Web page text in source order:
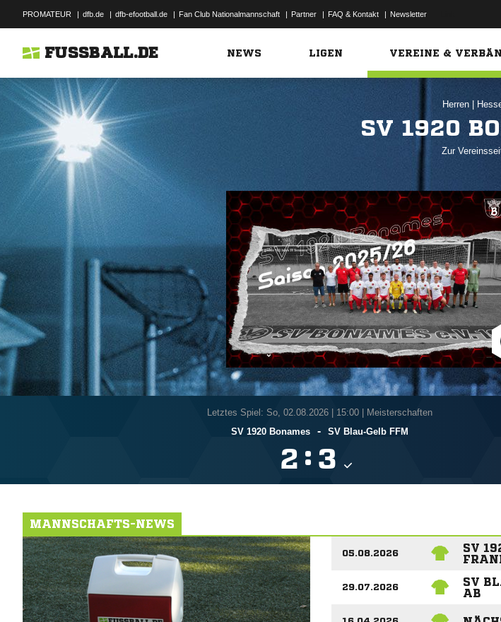
PROMATEUR | dfb.de | dfb-efootball.de | Fan Club Nationalmannschaft | Partner | FAQ & Kontakt | Newsletter
FUSSBALL.DE NEWS LIGEN VEREINE &
Herren
SV 1920
Zur
Letztes Spiel: So, 02.08.2026| 15:00 | Meisterschaften
SV 1920 Bonames
- SV Blau-Gelb FFM
 : 
MANNSCHAFTS-NEWS
05.08.2026
SV
29.07.2026
SV
AB